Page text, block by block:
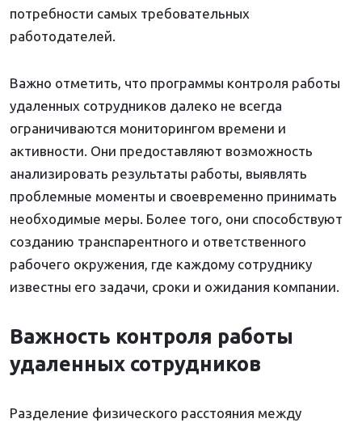
потребности самых требовательных
работодателей.
Важно отметить, что программы контроля работы
удаленных сотрудников далеко не всегда
ограничиваются мониторингом времени и
активности. Они предоставляют возможность
анализировать результаты работы, выявлять
проблемные моменты и своевременно принимать
необходимые меры. Более того, они способствуют
созданию транспарентного и ответственного
рабочего окружения, где каждому сотруднику
известны его задачи, сроки и ожидания компании.
Важность контроля работы
удаленных сотрудников
Разделение физического расстояния между